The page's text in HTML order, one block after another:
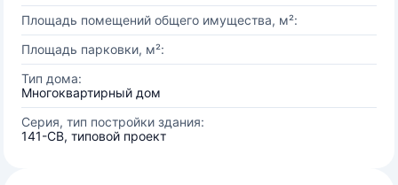
Площадь помещений общего имущества, м²:
Площадь парковки, м²:
Тип дома:
Многоквартирный дом
Серия, тип постройки здания:
141-СВ, типовой проект